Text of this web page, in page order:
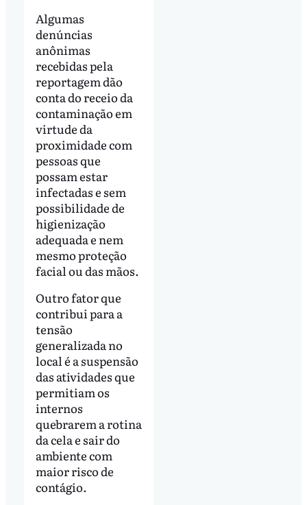
Algumas
denúncias
anônimas
recebidas pela
reportagem dão
conta do receio da
contaminação em
virtude da
proximidade com
pessoas que
possam estar
infectadas e sem
possibilidade de
higienização
adequada e nem
mesmo proteção
facial ou das mãos.
Outro fator que
contribui para a
tensão
generalizada no
local é a suspensão
das atividades que
permitiam os
internos
quebrarem a rotina
da cela e sair do
ambiente com
maior risco de
contágio.